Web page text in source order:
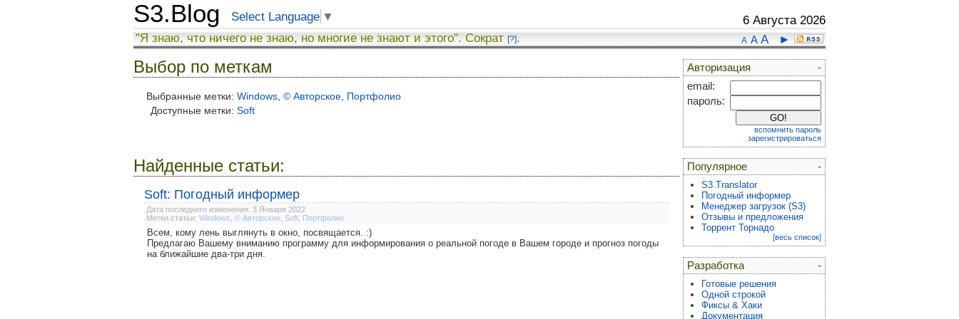
S3.Blog Select Language ▼ 6 Августа 2026
A A A ►
"Я знаю, что ничего не знаю, но многие не знают и этого". Сократ [?].
Выбор по меткам
Выбранные метки: Windows © Авторское Портфолио
Доступные метки: Soft
Найденные статьи:
Soft: Погодный информер
Дата последнего изменения: 3 Января 2022
Метки статьи: Windows © Авторское Soft Портфолио
Всем, кому лень выглянуть в окно, посвящается. :)
Предлагаю Вашему вниманию программу для информирования о реальной погоде в Вашем городе и прогноз погоды
на ближайшие два-три дня.
-
Авторизация
email:
пароль:
вспомнить пароль
зарегистрироваться
-
Популярное
S3.Translator
Погодный информер
Менеджер загрузок (S3)
Отзывы и предложения
Торрент Торнадо
[весь список]
-
Разработка
Готовые решения
Одной строкой
Фиксы & Хаки
Документация